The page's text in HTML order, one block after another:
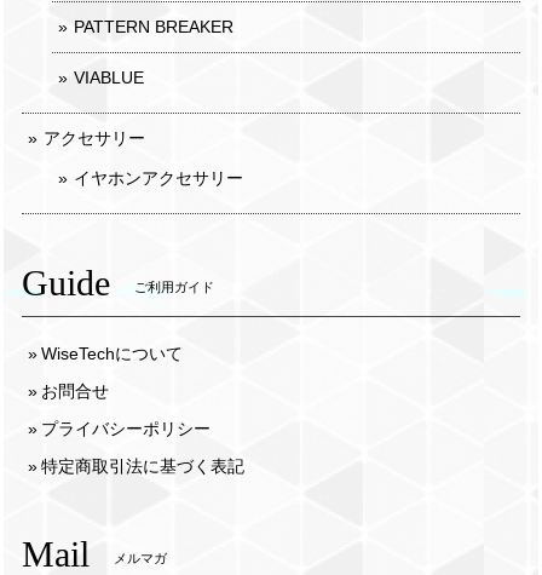
PATTERN BREAKER
VIABLUE
アクセサリー
イヤホンアクセサリー
Guide ご利用ガイド
WiseTechについて
お問合せ
プライバシーポリシー
特定商取引法に基づく表記
Mail メルマガ